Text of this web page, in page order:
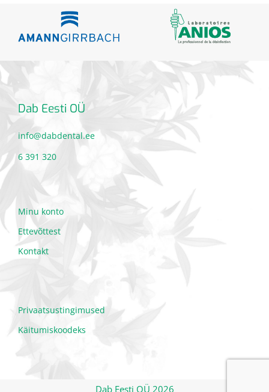
Dab Eesti OÜ
info@dabdental.ee
6 391 320
Minu konto
Ettevõttest
Kontakt
Privaatsustingimused
Käitumiskoodeks
Dab Eesti OÜ 2026